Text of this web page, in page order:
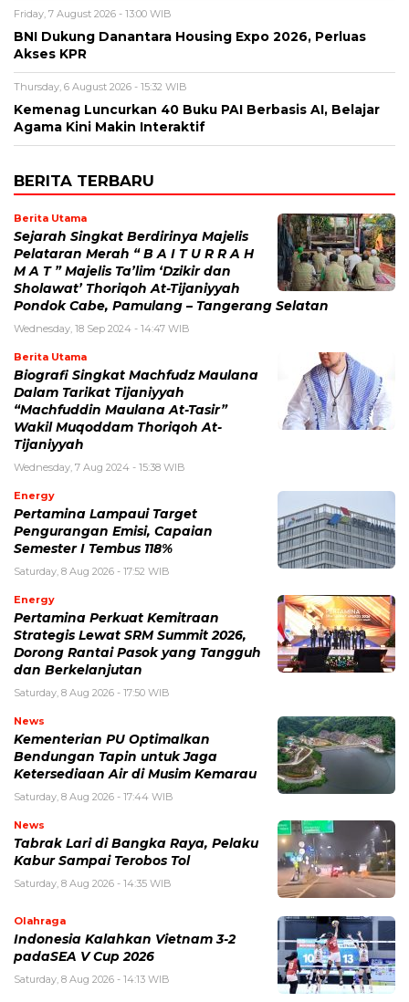
Friday, 7 August 2026 - 13:00 WIB
BNI Dukung Danantara Housing Expo 2026, Perluas
Akses KPR
Thursday, 6 August 2026 - 15:32 WIB
Kemenag Luncurkan 40 Buku PAI Berbasis AI, Belajar
Agama Kini Makin Interaktif
BERITA TERBARU
Berita Utama
Sejarah Singkat Berdirinya Majelis
Pelataran Merah “ B A I T U R R A H
M A T ” Majelis Ta’lim ‘Dzikir dan
Sholawat’ Thoriqoh At-Tijaniyyah
Pondok Cabe, Pamulang – Tangerang Selatan
Wednesday, 18 Sep 2024 - 14:47 WIB
Berita Utama
Biografi Singkat Machfudz Maulana
Dalam Tarikat Tijaniyyah
“Machfuddin Maulana At-Tasir”
Wakil Muqoddam Thoriqoh At-
Tijaniyyah
Wednesday, 7 Aug 2024 - 15:38 WIB
Energy
Pertamina Lampaui Target
Pengurangan Emisi, Capaian
Semester I Tembus 118%
Saturday, 8 Aug 2026 - 17:52 WIB
Energy
Pertamina Perkuat Kemitraan
Strategis Lewat SRM Summit 2026,
Dorong Rantai Pasok yang Tangguh
dan Berkelanjutan
Saturday, 8 Aug 2026 - 17:50 WIB
News
Kementerian PU Optimalkan
Bendungan Tapin untuk Jaga
Ketersediaan Air di Musim Kemarau
Saturday, 8 Aug 2026 - 17:44 WIB
News
Tabrak Lari di Bangka Raya, Pelaku
Kabur Sampai Terobos Tol
Saturday, 8 Aug 2026 - 14:35 WIB
Olahraga
Indonesia Kalahkan Vietnam 3-2
padaSEA V Cup 2026
Saturday, 8 Aug 2026 - 14:13 WIB